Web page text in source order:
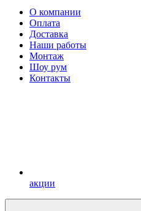
О компании
Оплата
Доставка
Наши работы
Монтаж
Шоу рум
Контакты
акции